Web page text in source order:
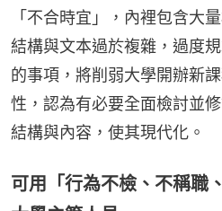
「不合時宜」，內裡包含大
結構與文本過於複雜，過度
的事項，將削弱大學開辦新
性，認為有必要全面檢討並
結構與內容，使其現代化。
可用「行為不檢、不稱職